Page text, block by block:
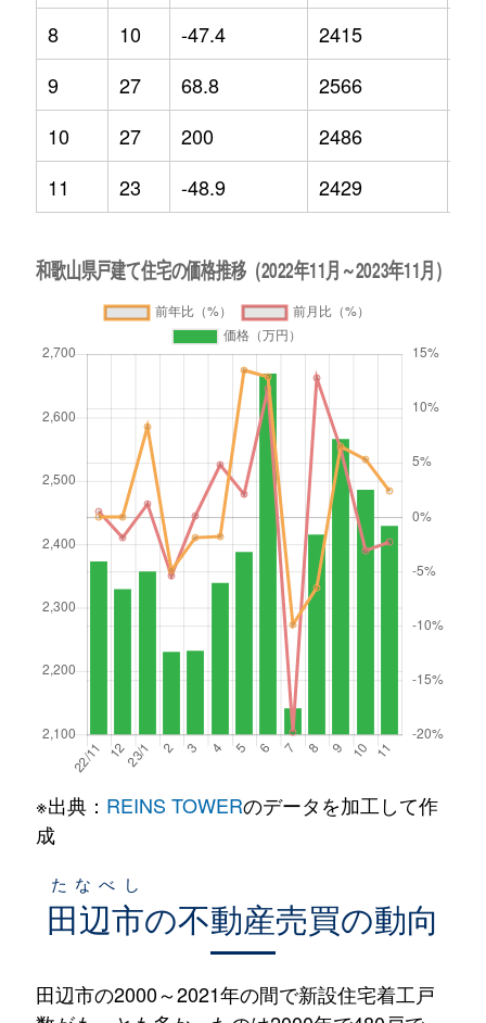
8
10 -47.4 2415
9
27 68.8 2566
10
27 200 2486
11
23 -48.9 2429
※出典： REINS TOWERのデータを加工して作
成
田辺市
たなべし
の不動産売買の動向
田辺市の2000～2021年の間で新設住宅着工戸